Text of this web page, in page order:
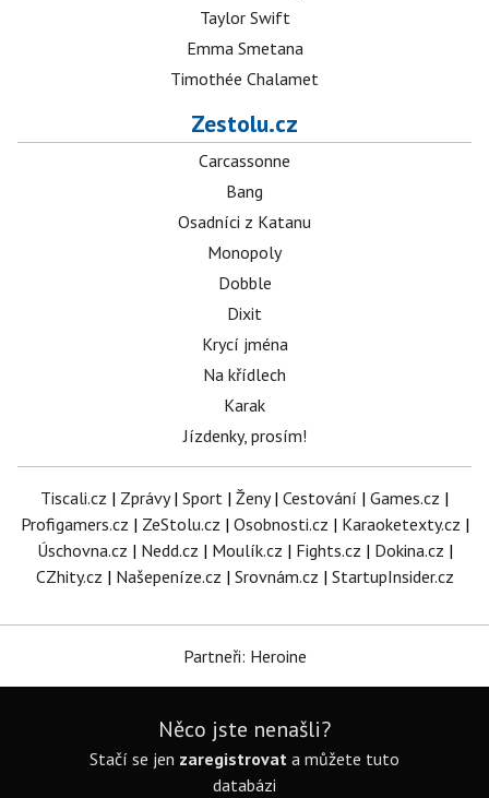
Taylor Swift
Emma Smetana
Timothée Chalamet
Zestolu.cz
Carcassonne
Bang
Osadníci z Katanu
Monopoly
Dobble
Dixit
Krycí jména
Na křídlech
Karak
Jízdenky, prosím!
Tiscali.cz | Zprávy| Sport | Ženy| Cestování | Games.cz |
Profigamers.cz | ZeStolu.cz | Osobnosti.cz | Karaoketexty.cz |
Úschovna.cz | Nedd.cz | Moulík.cz | Fights.cz | Dokina.cz |
CZhity.cz | Našepeníze.cz | Srovnám.cz | StartupInsider.cz
Partneři: Heroine
Něco jste nenašli?
Stačí se jen zaregistrovat a můžete tuto
databázi